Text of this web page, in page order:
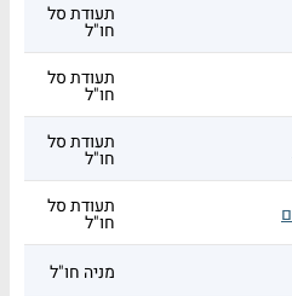
תעודת סל
חו"ל
תעודת סל
חו"ל
תעודת סל
חו"ל
תעודת סל
חו"ל
מניה חו"ל